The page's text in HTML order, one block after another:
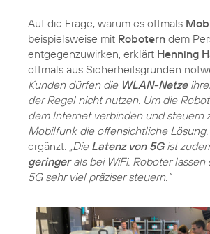
Auf die Frage, warum es oftmals
beispielsweise mit Robotern dem
entgegenzuwirken, erklärt Henning
oftmals aus Sicherheitsgründen
Kunden dürfen die WLAN-Netze
der Regel nicht nutzen. Um die
dem Internet verbinden und steuern
Mobilfunk die offensichtliche
ergänzt: „Die Latenz von 5Gist
geringerals bei WiFi. Roboter lassen
5G sehr viel präziser steuern.“